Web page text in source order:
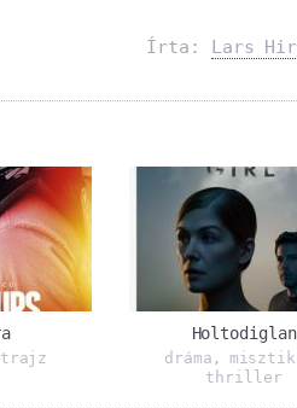
Írta: Lars
Holtodiglan
dráma ,
thriller